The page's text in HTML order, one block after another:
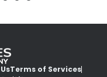
Terms of Services